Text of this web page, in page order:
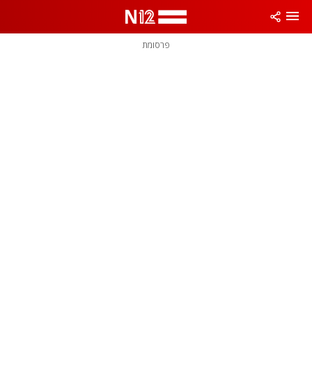
פרסומת